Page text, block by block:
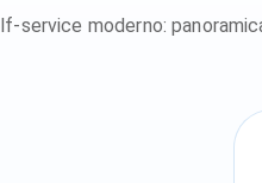
service moderno: